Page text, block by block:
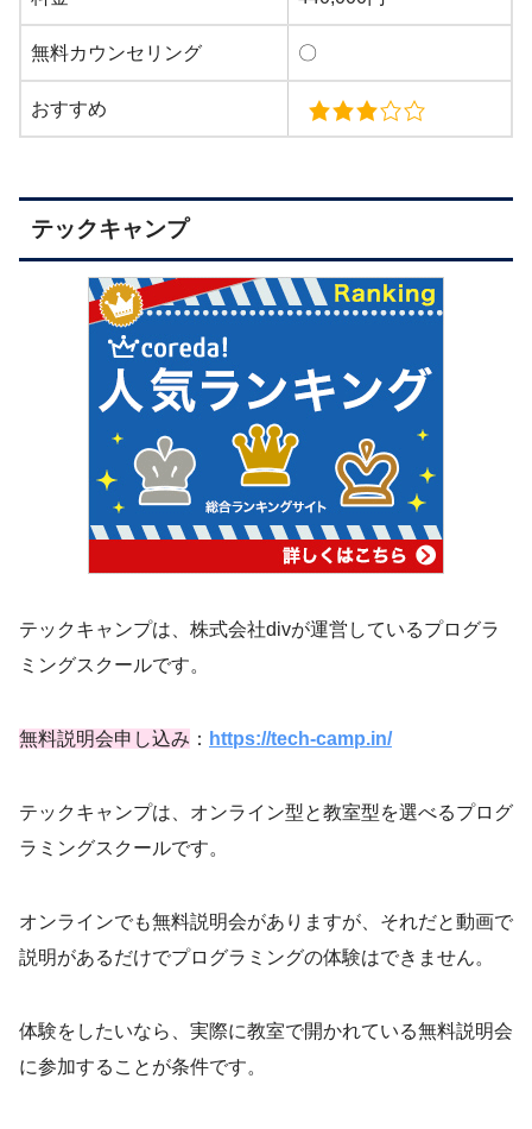
無料カウンセリング 〇
おすすめ
テックキャンプ
テックキャンプは、株式会社divが運営しているプログラ
ミングスクールです。
無料説明会申し込み ： https://tech-camp.in/
テックキャンプは、オンライン型と教室型を選べるプログ
ラミングスクールです。
オンラインでも無料説明会がありますが、それだと動画で
説明があるだけでプログラミングの体験はできません。
体験をしたいなら、実際に教室で開かれている無料説明会
に参加することが条件です。